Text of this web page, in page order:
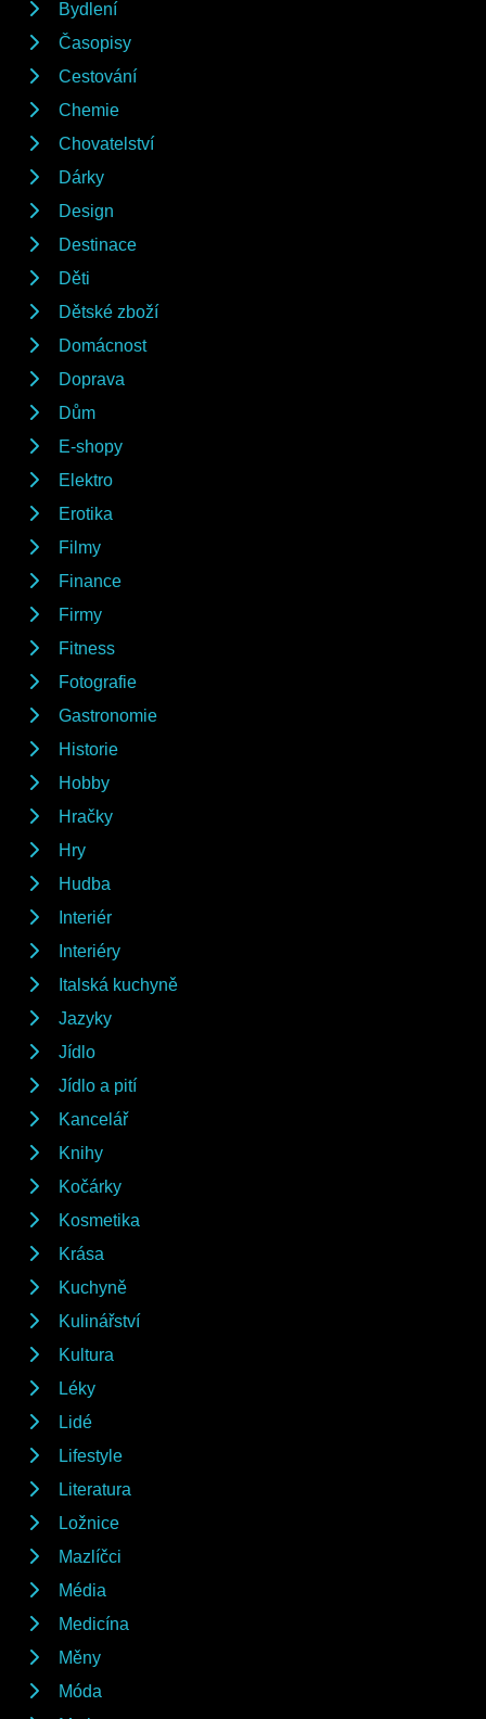
Bydlení
Časopisy
Cestování
Chemie
Chovatelství
Dárky
Design
Destinace
Děti
Dětské zboží
Domácnost
Doprava
Dům
E-shopy
Elektro
Erotika
Filmy
Finance
Firmy
Fitness
Fotografie
Gastronomie
Historie
Hobby
Hračky
Hry
Hudba
Interiér
Interiéry
Italská kuchyně
Jazyky
Jídlo
Jídlo a pití
Kancelář
Knihy
Kočárky
Kosmetika
Krása
Kuchyně
Kulinářství
Kultura
Léky
Lidé
Lifestyle
Literatura
Ložnice
Mazlíčci
Média
Medicína
Měny
Móda